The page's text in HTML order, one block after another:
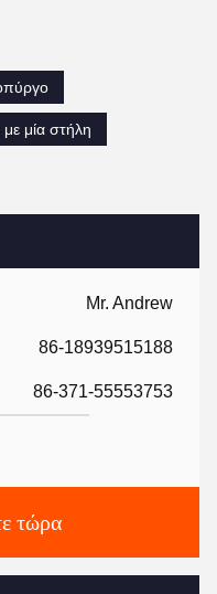
Mr. Andrew
86-18939515188
86-371-55553753
τώρα
μία στήλη